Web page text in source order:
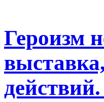
Героизм